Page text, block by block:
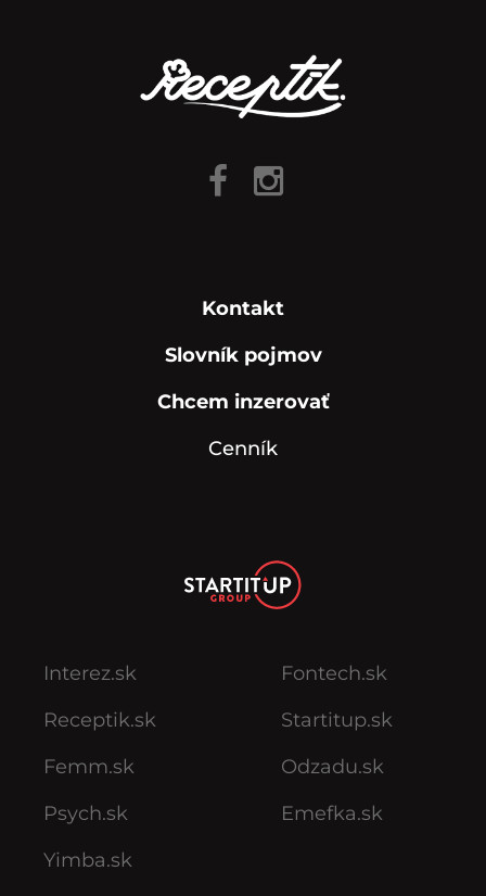
Kontakt
Slovník pojmov
Chcem inzerovať
Cenník
Interez.sk
Receptik.sk
Femm.sk
Psych.sk
Yimba.sk
Fontech.sk
Startitup.sk
Odzadu.sk
Emefka.sk